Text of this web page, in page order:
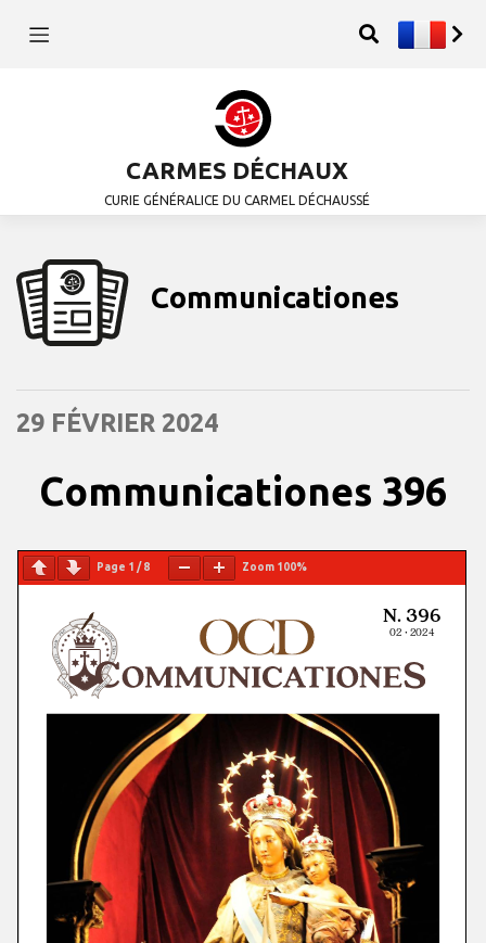
CARMES DÉCHAUX
CURIE GÉNÉRALICE DU CARMEL DÉCHAUSSÉ
Communicationes
29 FÉVRIER 2024
Communicationes 396
Page 1 /8 Zoom 100%